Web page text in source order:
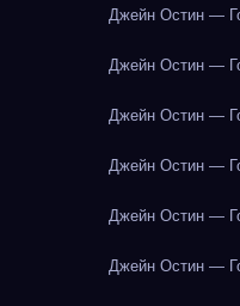
Джейн Остин —
Джейн Остин —
Джейн Остин —
Джейн Остин —
Джейн Остин —
Джейн Остин —